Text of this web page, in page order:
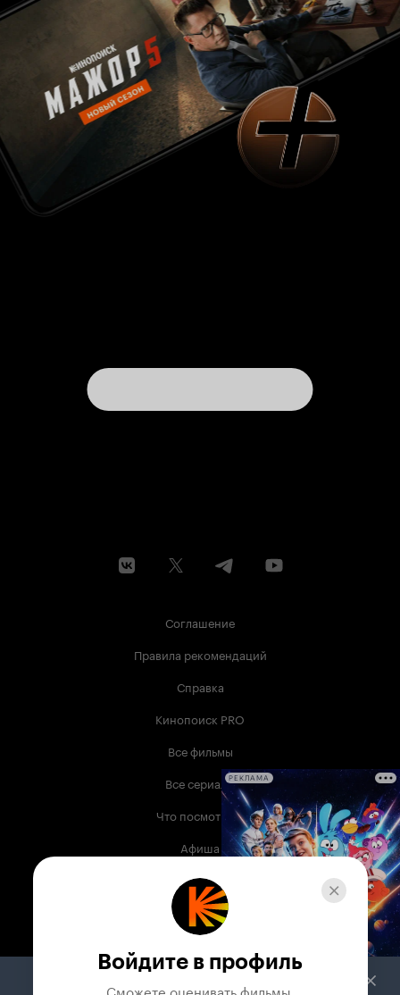
Соглашение
Правила рекомендаций
Справка
Кинопоиск PRO
Все фильмы
Все сериалы
Что посмотреть
Афиша
Музыка
Телепрограмма
Служба поддержки
РЕКЛАМА
Войдите в профиль
Сможете оценивать фильмы,